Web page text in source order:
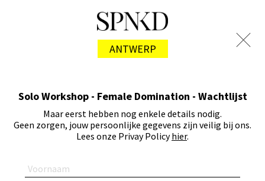
ANTWERP
Solo Workshop - Female Domination - Wachtlijst
Maar eerst hebben nog enkele details nodig.
Geen zorgen, jouw persoonlijke gegevens zijn veilig bij ons.
Lees onze Privay Policyhier.